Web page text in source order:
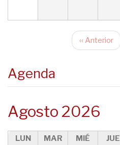
Paginación
‹‹ Anterior
Agenda
Agosto 2026
LUN MAR MIÉ JUE